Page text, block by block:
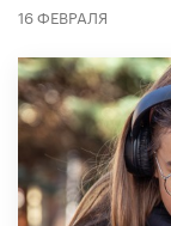
16 ФЕВРАЛЯ